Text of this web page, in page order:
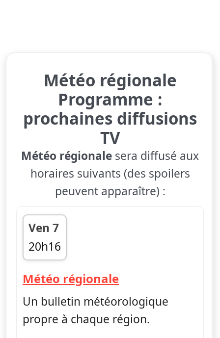
Météo régionale
Programme :
prochaines diffusions
TV
Météo régionale sera diffusé aux
horaires suivants (des spoilers
peuvent apparaître) :
Ven 7
20h16
fin 20h20
Météo régionale— Météo
Un bulletin météorologique
propre à chaque région.